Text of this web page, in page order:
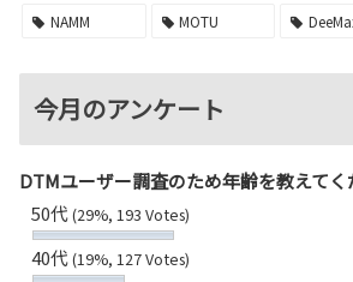
NAMM
MOTU
今月のアンケート
DTMユーザー調査のため年齢を教えて
50代(29%, 193 Votes)
40代(19%, 127 Votes)